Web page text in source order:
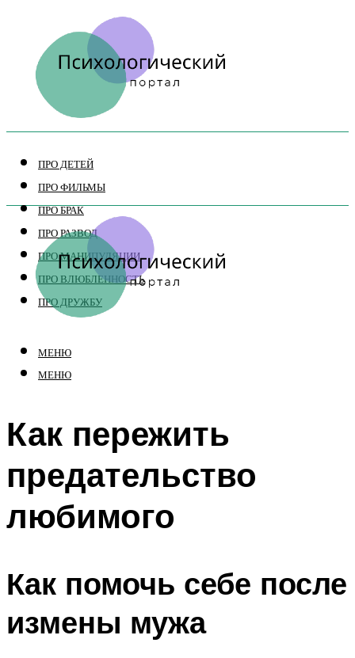
ПРО ДЕТЕЙ
ПРО ФИЛЬМЫ
ПРО БРАК
ПРО РАЗВОД
ПРО МАНИПУЛЯЦИИ
ПРО ВЛЮБЛЕННОСТЬ
ПРО ДРУЖБУ
МЕНЮ
МЕНЮ
Как пережить
предательство
любимого
Как помочь себе после
измены мужа